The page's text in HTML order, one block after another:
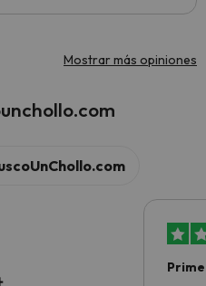
Mostrar más opiniones